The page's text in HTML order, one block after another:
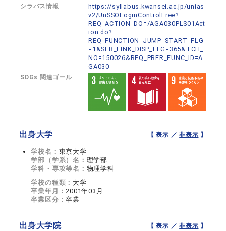
シラバス情報
https://syllabus.kwansei.ac.jp/unias
v2/UnSSOLoginControlFree?
REQ_ACTION_DO=/AGA030PLS01Act
ion.do?
REQ_FUNCTION_JUMP_START_FLG
=1&SLB_LINK_DISP_FLG=365&TCH_
NO=150026&REQ_PRFR_FUNC_ID=A
GA030
SDGs 関連ゴール
出身大学 【 表示 ／非表示 】
学校名： 東京大学
学部（学系）名： 理学部
学科・専攻等名： 物理学科
学校の種類： 大学
卒業年月：2001年03月
卒業区分：卒業
出身大学院 【 表示 ／非表示 】